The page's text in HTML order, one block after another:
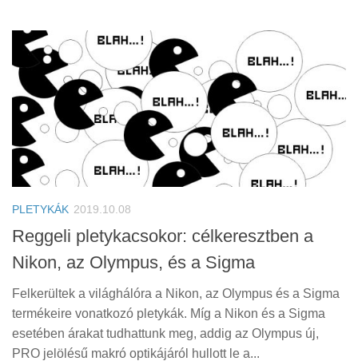
PLETYKÁK 2019.10.08
Reggeli pletykacsokor: célkeresztben a
Nikon, az Olympus, és a Sigma
Felkerültek a világhálóra a Nikon, az Olympus és a Sigma
termékeire vonatkozó pletykák. Míg a Nikon és a Sigma
esetében árakat tudhattunk meg, addig az Olympus új,
PRO jelölésű makró optikájáról hullott le a...